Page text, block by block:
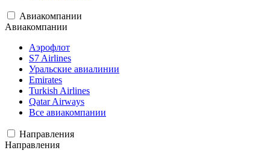
Авиакомпании
Авиакомпании
Аэрофлот
S7 Airlines
Уральские авиалинии
Emirates
Turkish Airlines
Qatar Airways
Все авиакомпании
Направления
Направления